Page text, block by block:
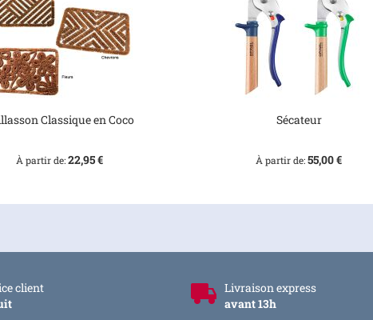
Classique en Coco
À partir de 22,95 €
Sécateur
À partir de 55,00 €
client
Livraison express
avant 13h